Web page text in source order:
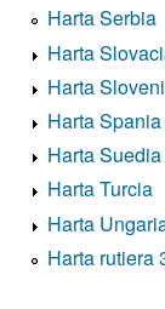
Harta Serbia
Harta
Harta
Harta Spania
Harta Suedia
Harta Turcia
Harta
Harta rutiera